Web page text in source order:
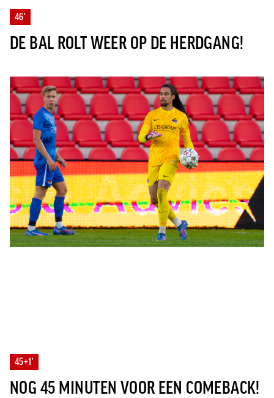
46'
DE BAL ROLT WEER OP DE HERDGANG!
45+1'
NOG 45 MINUTEN VOOR EEN COMEBACK!